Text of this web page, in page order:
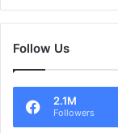
Follow Us
2.1M
Followers